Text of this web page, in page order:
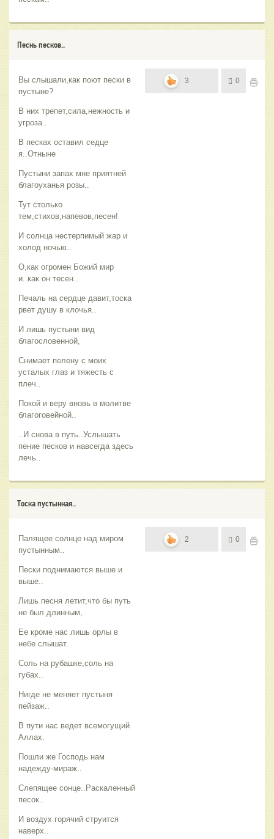
Песнь песков..
Вы слышали,как поют пески в
пустыне?
В них трепет,сила,нежность и
угроза..
В песках оставил седце
я..Отныне
Пустыни запах мне приятней
благоуханья розы..
Тут столько
тем,стихов,напевов,песен!
И солнца нестерпимый жар и
холод ночью..
О,как огромен Божий мир
и..как он тесен..
Печаль на сердце давит,тоска
рвет душу в клочья..
И лишь пустыни вид
благословенной,
Снимает пелену с моих
усталых глаз и тяжесть с
плеч..
Покой и веру вновь в молитве
благоговейной..
..И снова в путь..Услышать
пение песков и навсегда здесь
лечь..
3 0
Тоска пустынная..
Палящее солнце над миром
пустынным..
Пески поднимаются выше и
выше..
Лишь песня летит,что бы путь
не был длинным,
Ее кроме нас лишь орлы в
небе слышат.
Соль на рубашке,соль на
губах..
Нигде не меняет пустыня
пейзаж..
В пути нас ведет всемогущий
Аллах.
Пошли же Господь нам
надежду-мираж..
Слепящее сонце..Раскаленный
песок..
И воздух горячий струится
наверх..
2 0